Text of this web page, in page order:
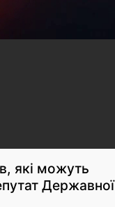
які можуть
Державної